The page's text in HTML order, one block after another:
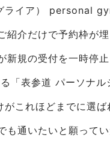
ライア） personal
紹介だけで予約枠が
新規の受付を一時停
「表参道 パーソナル
がこれほどまでに選ば
も通いたいと願って